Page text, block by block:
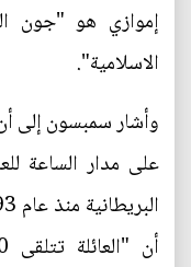
إموازي هو "جون
الاسلامية".
وأشار سمبسون إلى
على مدار الساعة